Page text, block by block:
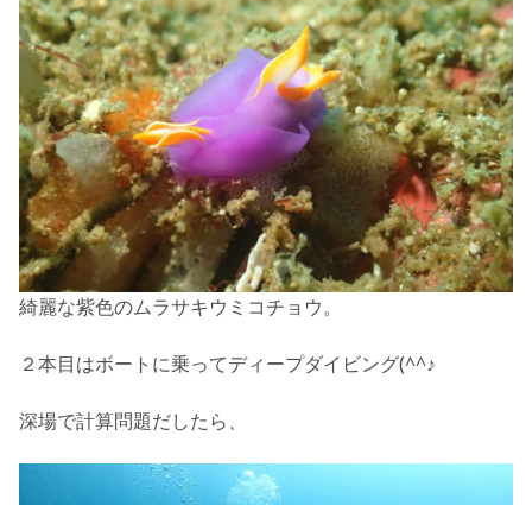
綺麗な紫色のムラサキウミコチョウ。
２本目はボートに乗ってディープダイビング(^^♪
深場で計算問題だしたら、